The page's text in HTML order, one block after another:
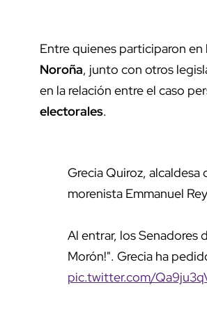
Entre quienes participaron
Noroña, junto con otros
en la relación entre el caso
electorales.
Grecia Quiroz,
morenista Emmanuel
Al entrar, los Senadores
Morón!". Grecia ha
pic.twitter.com/